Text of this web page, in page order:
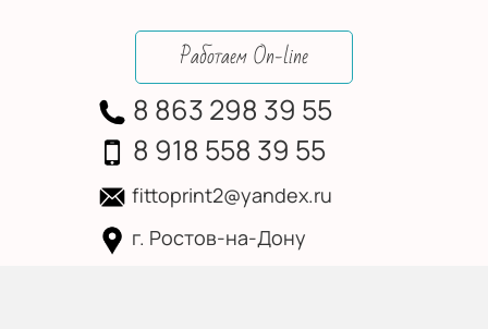
Работаем On-line
8 863 298 39 55
8 918 558 39 55
fittoprint2@yandex.ru
г. Ростов-на-Дону